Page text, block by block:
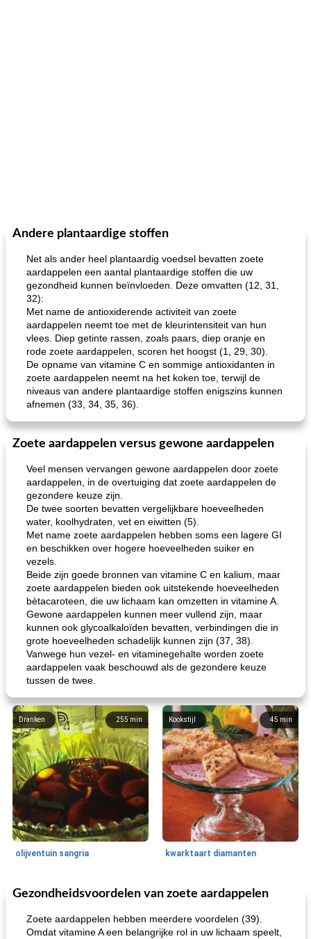
Andere plantaardige stoffen
Net als ander heel plantaardig voedsel bevatten zoete
aardappelen een aantal plantaardige stoffen die uw
gezondheid kunnen beïnvloeden. Deze omvatten (12, 31,
32):
Met name de antioxiderende activiteit van zoete
aardappelen neemt toe met de kleurintensiteit van hun
vlees. Diep getinte rassen, zoals paars, diep oranje en
rode zoete aardappelen, scoren het hoogst (1, 29, 30).
De opname van vitamine C en sommige antioxidanten in
zoete aardappelen neemt na het koken toe, terwijl de
niveaus van andere plantaardige stoffen enigszins kunnen
afnemen (33, 34, 35, 36).
Zoete aardappelen versus gewone aardappelen
Veel mensen vervangen gewone aardappelen door zoete
aardappelen, in de overtuiging dat zoete aardappelen de
gezondere keuze zijn.
De twee soorten bevatten vergelijkbare hoeveelheden
water, koolhydraten, vet en eiwitten (5).
Met name zoete aardappelen hebben soms een lagere GI
en beschikken over hogere hoeveelheden suiker en
vezels.
Beide zijn goede bronnen van vitamine C en kalium, maar
zoete aardappelen bieden ook uitstekende hoeveelheden
bètacaroteen, die uw lichaam kan omzetten in vitamine A.
Gewone aardappelen kunnen meer vullend zijn, maar
kunnen ook glycoalkaloïden bevatten, verbindingen die in
grote hoeveelheden schadelijk kunnen zijn (37, 38).
Vanwege hun vezel- en vitaminegehalte worden zoete
aardappelen vaak beschouwd als de gezondere keuze
tussen de twee.
255min
Dranken
olijventuin sangria
45 min
Kookstijl
kwarktaart diamanten
65min
Feestdagen en evenementen 310
One Dish Meal
Gezondheidsvoordelen van zoete aardappelen
Zoete aardappelen hebben meerdere voordelen (39).
Omdat vitamine A een belangrijke rol in uw lichaam speelt,